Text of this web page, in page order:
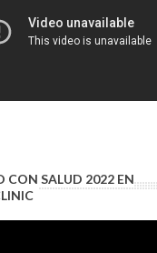
CON SALUD 2022 EN